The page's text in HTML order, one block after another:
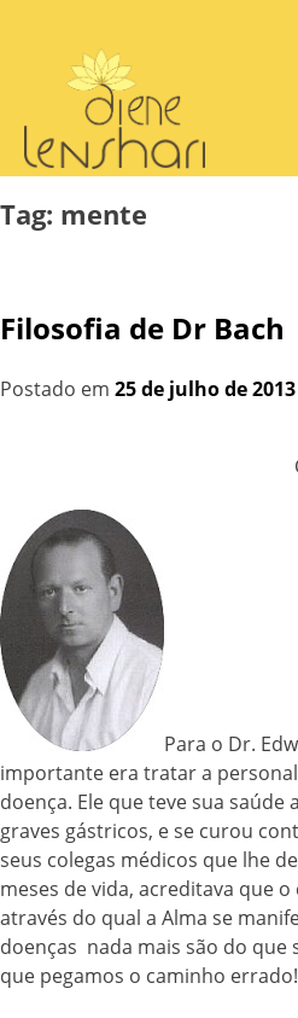
content
Tag: mente
Filosofia de Dr Bach
Postado em 25 de julho de 2013
Cura-te a
Para o Dr.
importante era tratar a
doença. Ele que teve sua
graves gástricos, e se curou
seus colegas médicos que lhe
meses de vida, acreditava que
através do qual a Alma se
doenças nada mais são do que
que pegamos o caminho errado!